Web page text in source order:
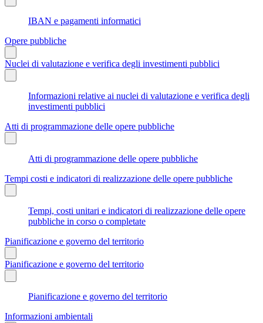
IBAN e pagamenti informatici
Opere pubbliche
Nuclei di valutazione e verifica degli investimenti pubblici
Informazioni relative ai nuclei di valutazione e verifica degli
investimenti pubblici
Atti di programmazione delle opere pubbliche
Atti di programmazione delle opere pubbliche
Tempi costi e indicatori di realizzazione delle opere pubbliche
Tempi, costi unitari e indicatori di realizzazione delle opere
pubbliche in corso o completate
Pianificazione e governo del territorio
Pianificazione e governo del territorio
Pianificazione e governo del territorio
Informazioni ambientali